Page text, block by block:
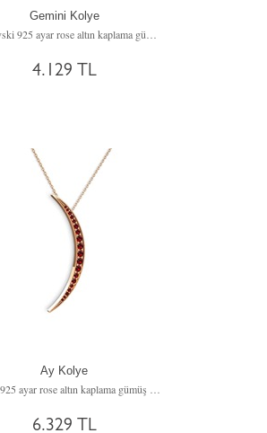
Gemini Kolye
4.129 TL
Ay Kolye
6.329 TL